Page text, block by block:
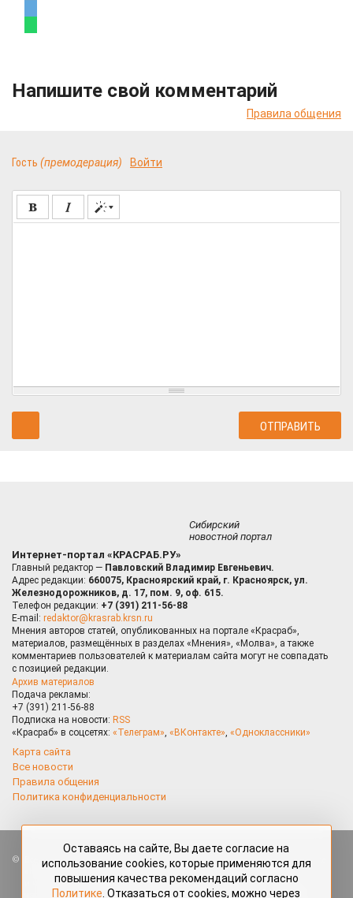
Напишите свой комментарий
Правила общения
Гость (премодерация) Войти
Сибирский
новостной портал
Интернет-портал «КРАСРАБ.РУ»
Главный редактор — Павловский Владимир Евгеньевич.
Адрес редакции: 660075, Красноярский край, г. Красноярск, ул.
Железнодорожников, д. 17, пом. 9, оф. 615.
Телефон редакции: +7 (391) 211-56-88
E-mail: redaktor@krasrab.krsn.ru
Мнения авторов статей, опубликованных на портале «Красраб»,
материалов, размещённых в разделах «Мнения», «Молва», а также
комментариев пользователей к материалам сайта могут не совпадать
с позицией редакции.
Архив материалов
Подача рекламы:
+7 (391) 211-56-88
Подписка на новости: RSS
«Красраб» в соцсетях: «Телеграм», «ВКонтакте», «Одноклассники»
Карта сайта
Все новости
Правила общения
Политика конфиденциальности
Все права защищены. Любые материалы, размещённые на портале
«Красраб.ру» сотрудниками редакции, нештатными авторами
и читателями, являются объектами авторского права. Полное или
частичное использование материалов, размещённых на портале
Оставаясь на сайте, Вы даете согласие на
использование cookies, которые применяются для
повышения качества рекомендаций согласно
Политике . Отказаться от cookies, можно через